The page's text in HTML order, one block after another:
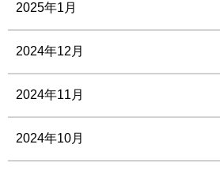
2025年1月
2024年12月
2024年11月
2024年10月